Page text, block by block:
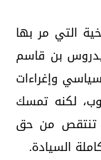
التي مر بها
بن قاسم
وإغراءات
لكنه تمسك
تنتقص من حق
السيادة.